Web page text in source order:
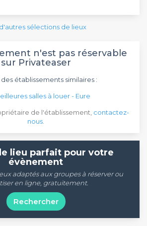
sélections de lieux
n'est pas réservable
sur Privateaser
établissements similaires :
salles à louer - Eure
de l'établissement, contactez-
nous
lieu parfait pour votre
évènement
adaptés aux groupes à réserver ou
en ligne, gratuitement.
Rechercher